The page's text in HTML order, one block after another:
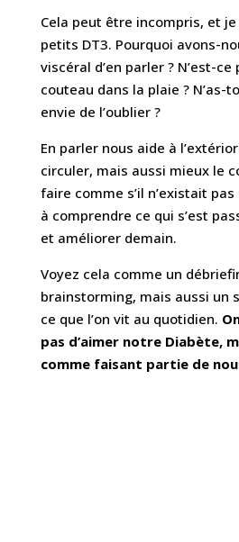
Cela peut être incompris, et
petits DT3. Pourquoi avons-
viscéral d’en parler ? N’est-
couteau dans la plaie ? N’as-
envie de l’oublier ?
En parler nous aide à
circuler, mais aussi mieux le
faire comme s’il n’existait
à comprendre ce qui s’est
et améliorer demain.
Voyez cela comme un
brainstorming, mais aussi un
ce que l’on vit au quotidien.
pas d’aimer notre Diabète,
comme faisant partie de